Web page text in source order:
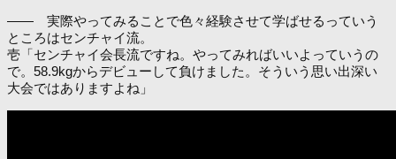
―― 実際やってみることで色々経験させて学ばせるっていう
ところはセンチャイ流。
壱「センチャイ会長流ですね。やってみればいいよっていうの
で。58.9kgからデビューして負けました。そういう思い出深い
大会ではありますよね」